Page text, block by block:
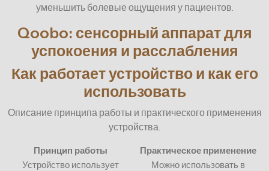
уменьшить болевые ощущения у пациентов.
Qoobo: сенсорный аппарат для
успокоения и расслабления
Как работает устройство и как его
использовать
Описание принципа работы и практического применения
устройства.
Принцип работы
Практическое применение
Устройство использует
Можно использовать в